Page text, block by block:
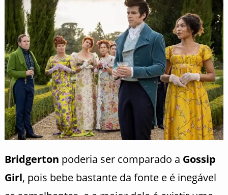
Bridgerton poderia ser comparado a Gossip
Girl, pois bebe bastante da fonte e é inegável